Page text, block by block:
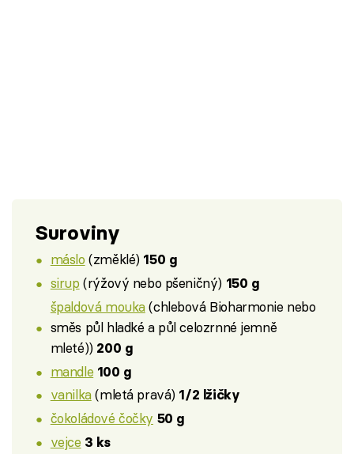
Suroviny
máslo (změklé) 150 g
sirup (rýžový nebo pšeničný) 150 g
špaldová mouka(chlebová Bioharmonie nebo
směs půl hladké a půl celozrnné jemně
mleté)) 200 g
mandle 100 g
vanilka(mletá pravá) 1/2 lžičky
čokoládové čočky 50 g
vejce 3 ks